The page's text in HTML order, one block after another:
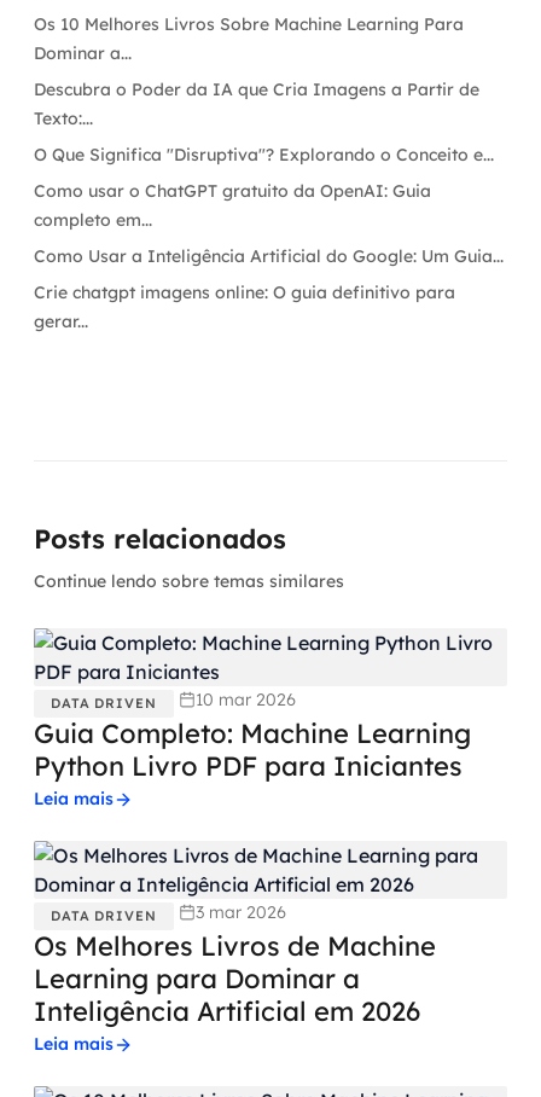
Os 10 Melhores Livros Sobre Machine Learning Para
Dominar a...
Descubra o Poder da IA que Cria Imagens a Partir de
Texto:...
O Que Significa "Disruptiva"? Explorando o Conceito e...
Como usar o ChatGPT gratuito da OpenAI: Guia
completo em...
Como Usar a Inteligência Artificial do Google: Um Guia...
Crie chatgpt imagens online: O guia definitivo para
gerar...
Posts relacionados
Continue lendo sobre temas similares
DATA DRIVEN 10 mar 2026
Guia Completo: Machine Learning
Python Livro PDF para Iniciantes
Leia mais
DATA DRIVEN 3 mar 2026
Os Melhores Livros de Machine
Learning para Dominar a
Inteligência Artificial em 2026
Leia mais